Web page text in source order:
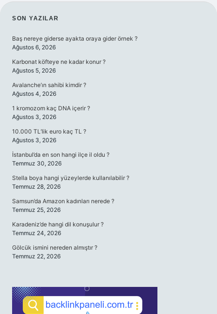
SIDEBAR
SON YAZILAR
Baş nereye giderse ayakta oraya gider örnek ?
Ağustos 6, 2026
Karbonat köfteye ne kadar konur ?
Ağustos 5, 2026
Avalanche’ın sahibi kimdir ?
Ağustos 4, 2026
1 kromozom kaç DNA içerir ?
Ağustos 3, 2026
10.000 TL’lik euro kaç TL ?
Ağustos 3, 2026
İstanbul’da en son hangi ilçe il oldu ?
Temmuz 30, 2026
Stella boya hangi yüzeylerde kullanılabilir ?
Temmuz 28, 2026
Samsun’da Amazon kadınları nerede ?
Temmuz 25, 2026
Karadeniz’de hangi dil konuşulur ?
Temmuz 24, 2026
Gölcük ismini nereden almıştır ?
Temmuz 22, 2026